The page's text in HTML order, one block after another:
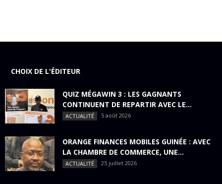
CHOIX DE L'ÉDITEUR
QUIZ MÉGAWIN 3 : LES GAGNANTS
CONTINUENT DE REPARTIR AVEC LE...
ACTUALITÉ 5 août 2026
ORANGE FINANCES MOBILES GUINÉE : AVEC
LA CHAMBRE DE COMMERCE, UNE...
ACTUALITÉ 25 juillet 2026